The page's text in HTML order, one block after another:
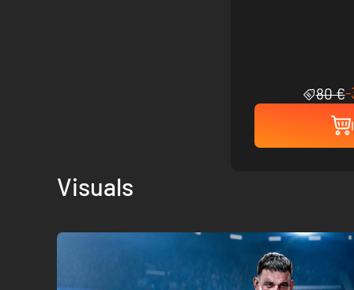
80 €-
Visuals